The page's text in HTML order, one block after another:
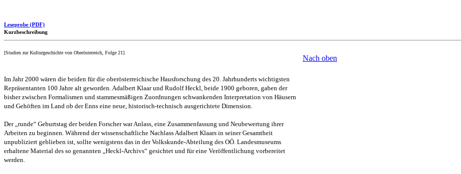
Leseprobe (PDF)
Kurzbeschreibung
[Studien zur Kulturgeschichte von Oberösterreich, Folge 21]
Im Jahr 2000 wären die beiden für die oberösterreichische Hausforschung des 20. Jahrhunderts wichtigsten
Repräsentanten 100 Jahre alt geworden. Adalbert Klaar und Rudolf Heckl, beide 1900 geboren, gaben der
bisher zwischen Formalismen und stammesmäßigen Zuordnungen schwankenden Interpretation von Häusern
und Gehöften im Land ob der Enns eine neue, historisch-technisch ausgerichtete Dimension.
Der „runde“ Geburtstag der beiden Forscher war Anlass, eine Zusammenfassung und Neubewertung ihrer
Arbeiten zu beginnen. Während der wissenschaftliche Nachlass Adalbert Klaars in seiner Gesamtheit
unpubliziert geblieben ist, sollte wenigstens das in der Volkskunde-Abteilung des OÖ. Landesmuseums
erhaltene Material des so genannten „Heckl-Archivs“ gesichtet und für eine Veröffentlichung vorbereitet
werden.
Nach oben